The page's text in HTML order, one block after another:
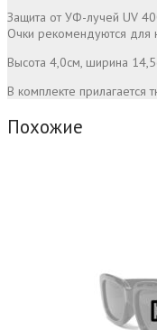
Защита от УФ-лучей UV
Очки рекомендуются для
Высота 4,0см, ширина
В комплекте прилагается
Похожие